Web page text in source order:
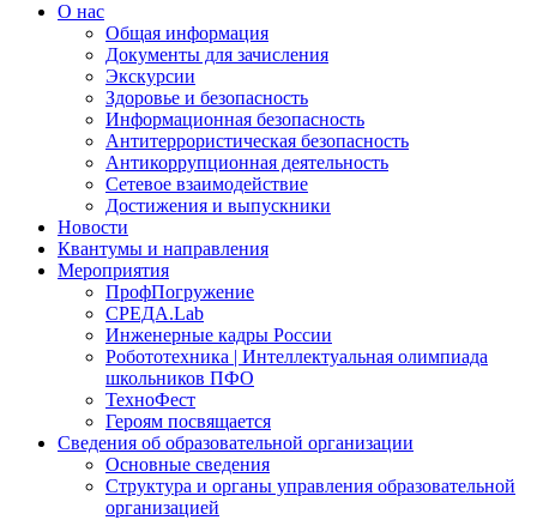
О нас
Общая информация
Документы для зачисления
Экскурсии
Здоровье и безопасность
Информационная безопасность
Антитеррористическая безопасность
Антикоррупционная деятельность
Сетевое взаимодействие
Достижения и выпускники
Новости
Квантумы и направления
Мероприятия
ПрофПогружение
СРЕДА.Lab
Инженерные кадры России
Робототехника | Интеллектуальная олимпиада
школьников ПФО
ТехноФест
Героям посвящается
Сведения об образовательной организации
Основные сведения
Структура и органы управления образовательной
организацией